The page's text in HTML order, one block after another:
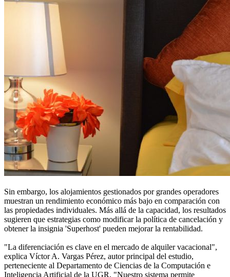
Sin embargo, los alojamientos gestionados por grandes operadores
muestran un rendimiento económico más bajo en comparación con
las propiedades individuales. Más allá de la capacidad, los resultados
sugieren que estrategias como modificar la política de cancelación y
obtener la insignia 'Superhost' pueden mejorar la rentabilidad.
"La diferenciación es clave en el mercado de alquiler vacacional",
explica Víctor A. Vargas Pérez, autor principal del estudio,
perteneciente al Departamento de Ciencias de la Computación e
Inteligencia Artificial de la UGR. "Nuestro sistema permite